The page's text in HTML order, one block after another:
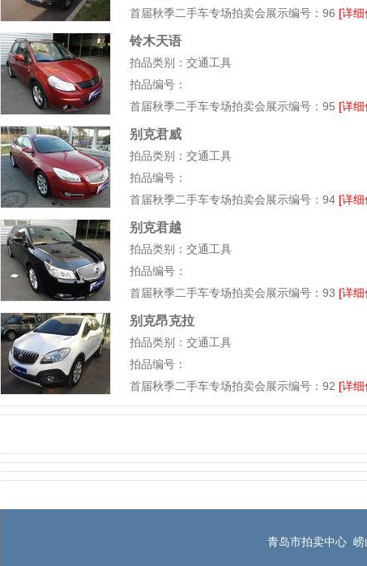
首届秋季二手车专场拍卖会展示编号：96 [详细
铃木天语
拍品类别：交通工具
拍品编号：
首届秋季二手车专场拍卖会展示编号：95 [详细
别克君威
拍品类别：交通工具
拍品编号：
首届秋季二手车专场拍卖会展示编号：94 [详细
别克君越
拍品类别：交通工具
拍品编号：
首届秋季二手车专场拍卖会展示编号：93 [详细
别克昂克拉
拍品类别：交通工具
拍品编号：
首届秋季二手车专场拍卖会展示编号：92 [详细
青岛市拍卖中心 崂